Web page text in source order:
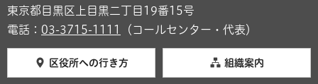
東京都目黒区上目黒二丁目19番15号
電話： 03-3715-1111 （コールセンター・代表）
区役所への行き方 組織案内